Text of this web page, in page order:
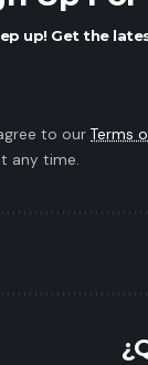
up! Get the
to our Terms
any time.